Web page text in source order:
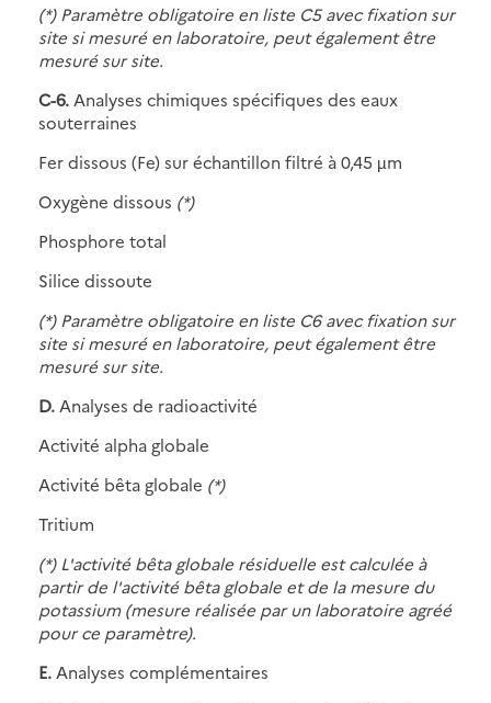
(*) Paramètre obligatoire en liste C5 avec fixation sur
site si mesuré en laboratoire, peut également être
mesuré sur site.
C-6. Analyses chimiques spécifiques des eaux
souterraines
Fer dissous (Fe) sur échantillon filtré à 0,45 µm
Oxygène dissous (*)
Phosphore total
Silice dissoute
(*) Paramètre obligatoire en liste C6 avec fixation sur
site si mesuré en laboratoire, peut également être
mesuré sur site.
D. Analyses de radioactivité
Activité alpha globale
Activité bêta globale (*)
Tritium
(*) L'activité bêta globale résiduelle est calculée à
partir de l'activité bêta globale et de la mesure du
potassium (mesure réalisée par un laboratoire agréé
pour ce paramètre).
E. Analyses complémentaires